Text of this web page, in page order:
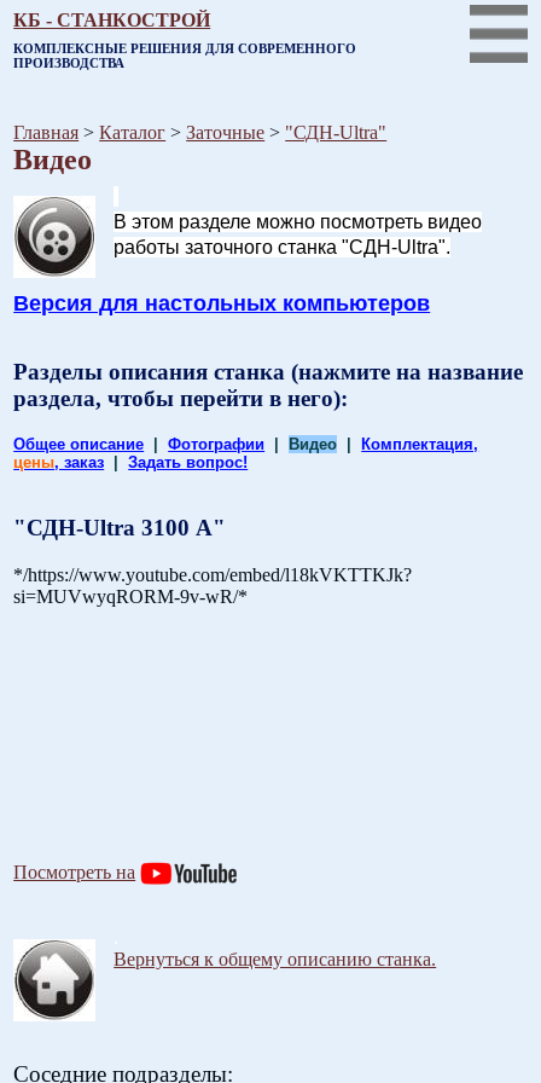
КБ - СТАНКОСТРОЙ
КОМПЛЕКСНЫЕ РЕШЕНИЯ ДЛЯ СОВРЕМЕННОГО
ПРОИЗВОДСТВА
Главная >Каталог >Заточные > "СДН-Ultra"
Видео
В этом разделе можно посмотреть видео
работы заточного станка "СДН-Ultra".
Версия для настольных компьютеров
Разделы описания станка (нажмите на название
раздела, чтобы перейти в него):
Общее описание |Фотографии Видео
Комплектация,
цены, заказ |Задать вопрос!
"СДН-Ultra 3100 А"
*/https://www.youtube.com/embed/l18kVKTTKJk?
si=MUVwyqRORM-9v-wR/*
Посмотреть на
Вернуться к общему описанию станка.
Соседние подразделы: